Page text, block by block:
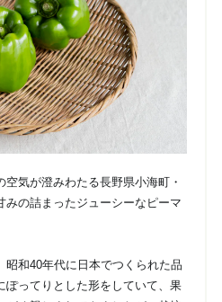
気が澄みわたる長野県小海町・
みの詰まったジューシーなピーマ
昭和40年代に日本でつくられた品
ぽってりとした形をしていて、果